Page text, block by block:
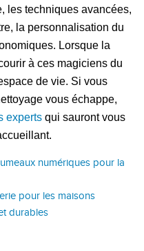
les techniques avancées,
la personnalisation du
Lorsque la
à ces magiciens du
de vie. Si vous
vous échappe,
experts qui sauront vous
numériques pour la
pour les maisons
durables